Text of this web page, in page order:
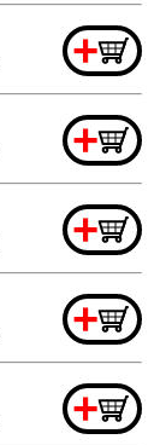
+
+
+
+
+